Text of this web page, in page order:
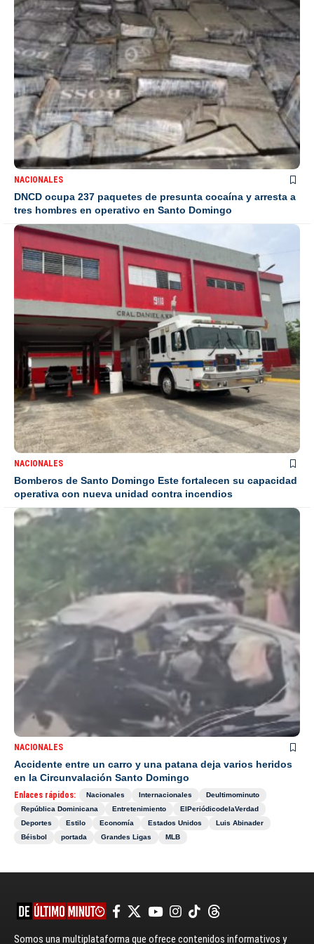
NACIONALES
DNCD ocupa 237 paquetes de presunta cocaína y arresta a
tres hombres en operativo en Santo Domingo
NACIONALES
Bomberos de Santo Domingo Este fortalecen su capacidad
operativa con nueva unidad contra incendios
NACIONALES
Accidente entre un carro y una patana deja varios heridos
en la Circunvalación Santo Domingo
Enlaces rápidos: Nacionales Internacionales
Deultimominuto
República Dominicana
Entretenimiento
ElPeriódicodelaVerdad
Deportes
Estilo Economía Estados Unidos
Luis Abinader
Béisbol
portada Grandes Ligas MLB
Somos una multiplataforma que ofrece contenidos informativos y